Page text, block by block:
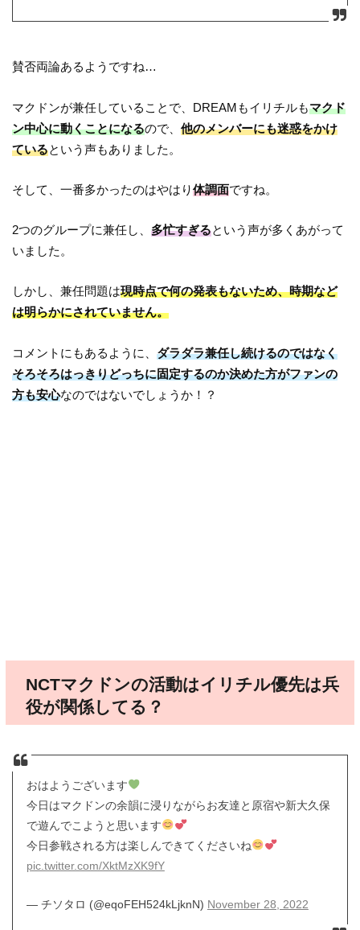
賛否両論あるようですね…
マクドンが兼任していることで、DREAMもイリチルもマクド
ン中心に動くことになるので、他のメンバーにも迷惑をかけ
ているという声もありました。
そして、一番多かったのはやはり体調面ですね。
2つのグループに兼任し、多忙すぎるという声が多くあがって
いました。
しかし、兼任問題は現時点で何の発表もないため、時期など
は明らかにされていません。
コメントにもあるように、ダラダラ兼任し続けるのではなく
そろそろはっきりどっちに固定するのか決めた方がファンの
方も安心なのではないでしょうか！？
NCTマクドンの活動はイリチル優先は兵
役が関係してる？
おはようございます
今日はマクドンの余韻に浸りながらお友達と原宿や新大久保
で遊んでこようと思います
今日参戦される方は楽しんできてくださいね
pic.twitter.com/XktMzXK9fY
— チソタロ (@eqoFEH524kLjknN) November 28, 2022